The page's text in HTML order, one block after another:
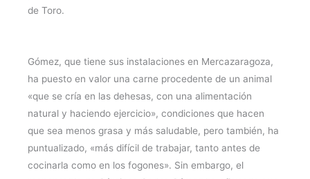
de Toro.
Gómez, que tiene sus instalaciones en Mercazaragoza,
ha puesto en valor una carne procedente de un animal
«que se cría en las dehesas, con una alimentación
natural y haciendo ejercicio», condiciones que hacen
que sea menos grasa y más saludable, pero también, ha
puntualizado, «más difícil de trabajar, tanto antes de
cocinarla como en los fogones». Sin embargo, el